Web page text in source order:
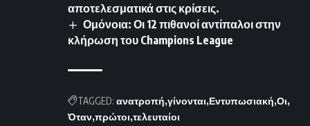
αποτελεσματικά στις κρίσεις.
Ομόνοια: Οι 12 πιθανοί αντίπαλοι στην
κλήρωση του Champions League
TAGGED: ανατροπή γίνονται Εντυπωσιακή Οι
Όταν πρώτοι τελευταίοι